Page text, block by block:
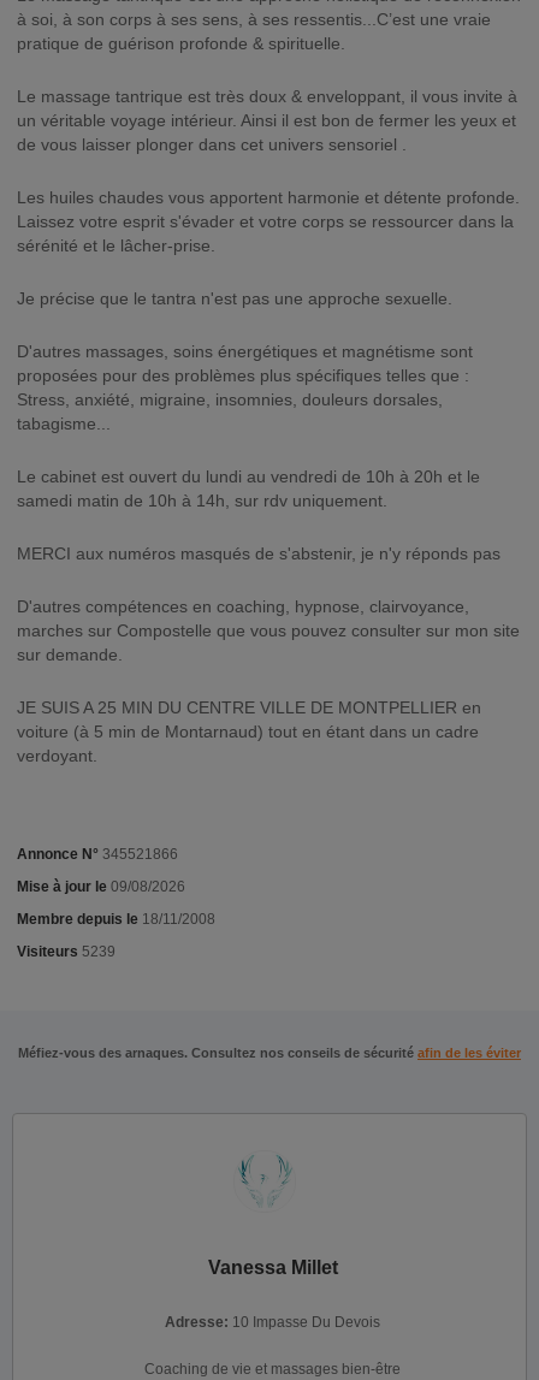
à soi, à son corps à ses sens, à ses ressentis...C’est une vraie
pratique de guérison profonde & spirituelle.
Le massage tantrique est très doux & enveloppant, il vous invite à
un véritable voyage intérieur. Ainsi il est bon de fermer les yeux et
de vous laisser plonger dans cet univers sensoriel .
Les huiles chaudes vous apportent harmonie et détente profonde.
Laissez votre esprit s'évader et votre corps se ressourcer dans la
sérénité et le lâcher-prise.
Je précise que le tantra n'est pas une approche sexuelle.
D'autres massages, soins énergétiques et magnétisme sont
proposées pour des problèmes plus spécifiques telles que :
Stress, anxiété, migraine, insomnies, douleurs dorsales,
tabagisme...
Le cabinet est ouvert du lundi au vendredi de 10h à 20h et le
samedi matin de 10h à 14h, sur rdv uniquement.
MERCI aux numéros masqués de s'abstenir, je n'y réponds pas
D'autres compétences en coaching, hypnose, clairvoyance,
marches sur Compostelle que vous pouvez consulter sur mon site
sur demande.
JE SUIS A 25 MIN DU CENTRE VILLE DE MONTPELLIER en
voiture (à 5 min de Montarnaud) tout en étant dans un cadre
verdoyant.
Annonce N° 345521866
Mise à jour le 09/08/2026
Membre depuis le 18/11/2008
Visiteurs 5239
Méfiez-vous des arnaques. Consultez nos conseils de sécurité afin de les éviter
Vanessa Millet
Adresse: 10 Impasse Du Devois
Coaching de vie et massages bien-être